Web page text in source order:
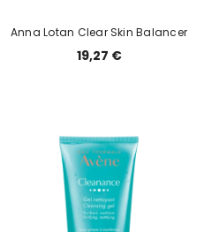
Anna Lotan Clear Skin Balancer
19,27 €